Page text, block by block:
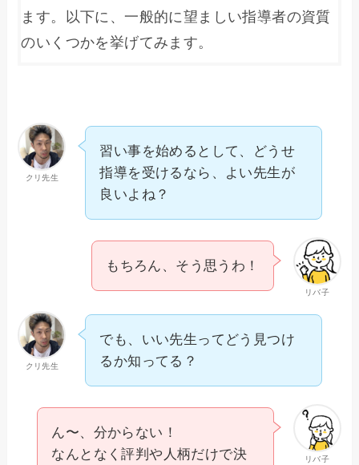
ます。以下に、一般的に望ましい指導者の資質
のいくつかを挙げてみます。
クリ先生
習い事を始めるとして、どうせ
指導を受けるなら、よい先生が
良いよね？
リバ子
もちろん、そう思うわ！
クリ先生
でも、いい先生ってどう見つけ
るか知ってる？
リバ子
ん〜、分からない！
なんとなく評判や人柄だけで決